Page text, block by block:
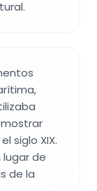
siglo XIX.
lugar de
de la